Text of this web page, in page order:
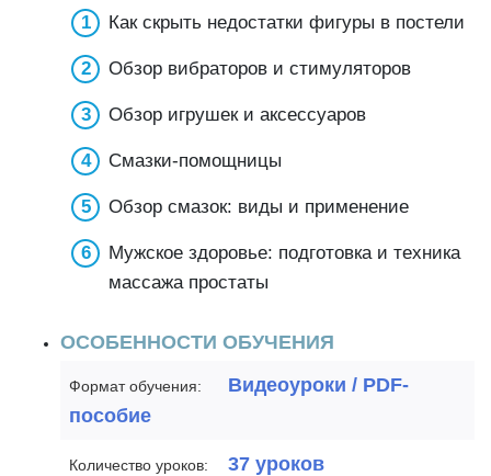
Как скрыть недостатки фигуры в постели
Обзор вибраторов и стимуляторов
Обзор игрушек и аксессуаров
Смазки-помощницы
Обзор смазок: виды и применение
Мужское здоровье: подготовка и техника
массажа простаты
ОСОБЕННОСТИ ОБУЧЕНИЯ
Формат обучения:
Видеоуроки / PDF-
пособие
Количество уроков: 37 уроков